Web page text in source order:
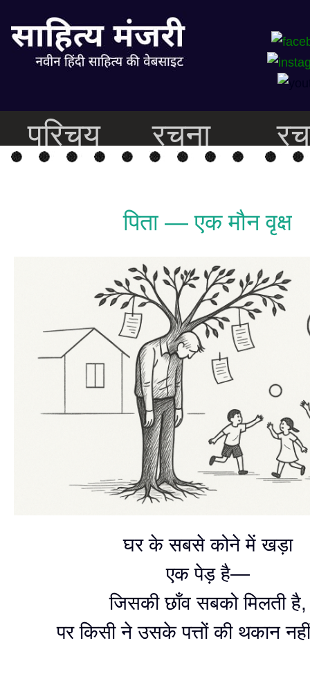
परिचय रचना
पिता — एक मौन वृक्ष
घर के सबसे कोने में खड़ा
एक पेड़ है—
जिसकी छाँव सबको मिलती है,
पर किसी ने उसके पत्तों की थकान